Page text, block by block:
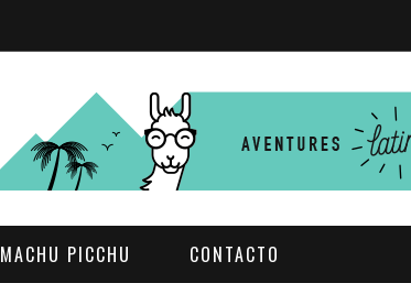
MACHU PICCHU CONTACTO